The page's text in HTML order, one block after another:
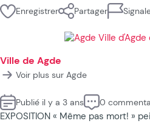
Enregistrer Partager
Ville de Agde
Voir plus sur Agde
Publié il y a 3 ans 0
EXPOSITION « Même pas mort! »